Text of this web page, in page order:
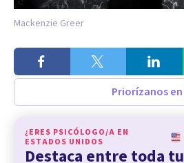
Mackenzie Greer
Priorízanos en
¿ERES PSICÓLOGO/A EN
ESTADOS UNIDOS
Destaca entre toda tu